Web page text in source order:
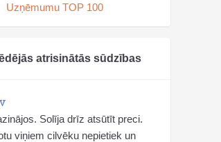
Uzņēmumu TOP 100
atrisinātās sūdzības
Solīja drīz atsūtīt preci.
viņiem cilvēku nepietiek un